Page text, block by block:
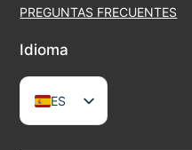
PREGUNTAS FRECUENTES
Idioma
ES
EN